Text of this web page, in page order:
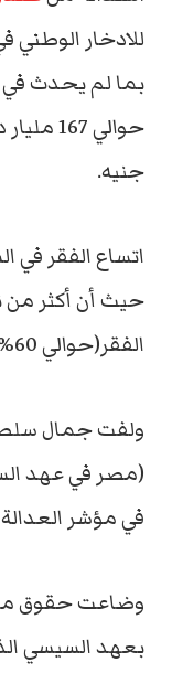
للادخار الوطني
بما لم يحدث في
جنيه.
اتساع الفقر في
حيث أن أكثر
الفقر(حوالي 60% وفق تقديرات مستقلة).
ولفت جمال
في مؤشر
وضاعت حقوق
بعهد السيسي